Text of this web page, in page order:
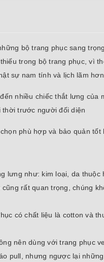
bộ trang phục sang
trong bộ trang phục, vì
sự nam tính và lịch lãm hơn
nhiều chiếc thắt lưng của
thời trước người đối diện
phù hợp và bảo quản tốt
lưng như: kim loại, da
rất quan trọng, chúng
có chất liệu là cotton và
nên dùng với trang phục
pull, nhưng ngược lại